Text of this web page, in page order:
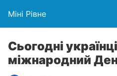
Міні Рівне
Сьогодні
міжнародний